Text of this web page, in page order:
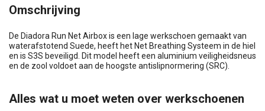
Omschrijving
De Diadora Run Net Airbox is een lage werkschoen gemaakt van
waterafstotend Suede, heeft het Net Breathing Systeem in de hiel
en is S3S beveiligd. Dit model heeft een aluminium veiligheidsneus
en de zool voldoet aan de hoogste antislipnormering (SRC).
Alles wat u moet weten over werkschoenen